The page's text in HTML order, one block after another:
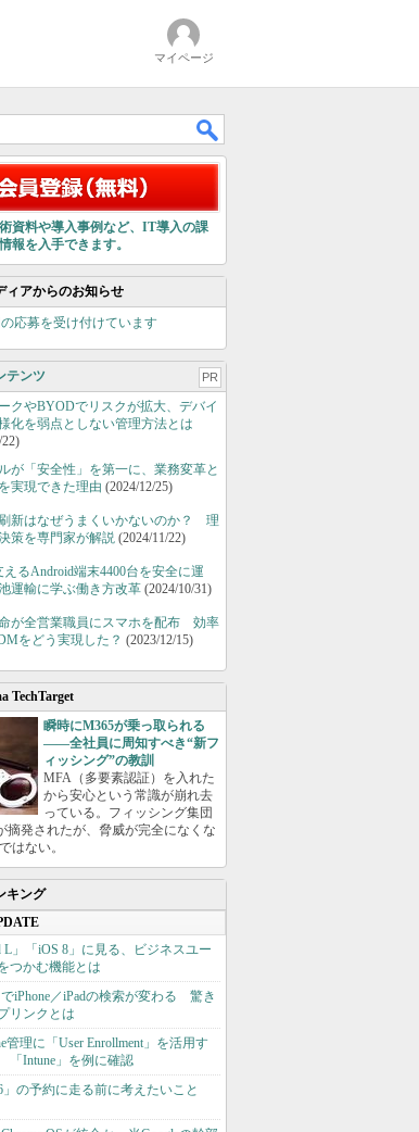
マイページ
資料や導入事例など、IT導入の課
報を入手できます。
ィアからのお知らせ
応募を受け付けています
テンツ PR
クやBYODでリスクが拡大、デバイ
化を弱点としない管理方法とは
が「安全性」を第一に、業務変革と
実現できた理由 (2024/12/25)
新はなぜうまくいかないのか？ 理
策を専門家が解説 (2024/11/22)
るAndroid端末4400台を安全に運
運輸に学ぶ働き方改革 (2024/10/31)
が全営業職員にスマホを配布 効率
をどう実現した？ (2023/12/15)
TechTarget
瞬時にM365が乗っ取られる
――全社員に周知すべき“新フ
ィッシング”の教訓
MFA（多要素認証）を入れた
から安心という常識が崩れ去
っている。フィッシング集団
摘発されたが、脅威が完全になくな
はない。
キング
L」「iOS 8」に見る、ビジネスユー
つかむ機能とは
でiPhone／iPadの検索が変わる 驚き
リンクとは
管理に「User Enrollment」を活用す
Intune」を例に確認
6」の予約に走る前に考えたいこと